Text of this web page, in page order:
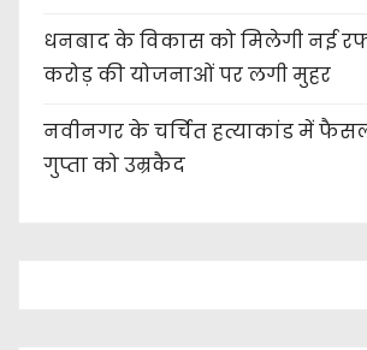
धनबाद के विकास को मिलेगी नई
करोड़ की योजनाओं पर लगी मुहर
नवीनगर के चर्चित हत्याकांड में
गुप्ता को उम्रकैद